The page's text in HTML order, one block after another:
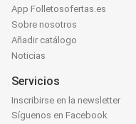
App Folletosofertas.es
Sobre nosotros
Añadir catálogo
Noticias
Servicios
Inscribirse en la newsletter
Síguenos en Facebook